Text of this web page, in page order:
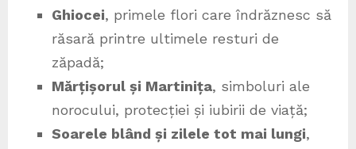
Ghiocei, primele flori care îndrăznesc să
răsară printre ultimele resturi de
zăpadă;
Mărțișorul și Martinița, simboluri ale
norocului, protecției și iubirii de viață;
Soarele blând și zilele tot mai lungi,